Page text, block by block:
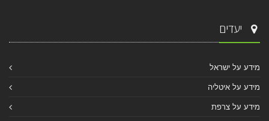
יעדים
מידע על ישראל
מידע על איטליה
מידע על צרפת